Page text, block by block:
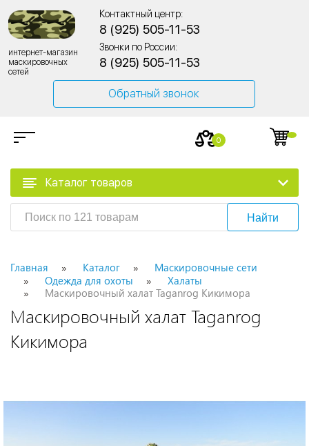
интернет-магазин
маскировочных
сетей
Контактный центр:
8 (925) 505-11-53
Звонки по России:
8 (925) 505-11-53
Обратный звонок
0
Каталог товаров
Найти
Главная Каталог
Маскировочные сети
Одежда для охоты
Халаты
Маскировочный халат Taganrog Кикимора
Маскировочный халат Taganrog
Кикимора